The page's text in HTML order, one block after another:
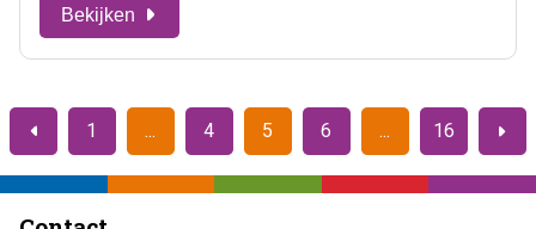
Bekijken
1 4 5 6
16